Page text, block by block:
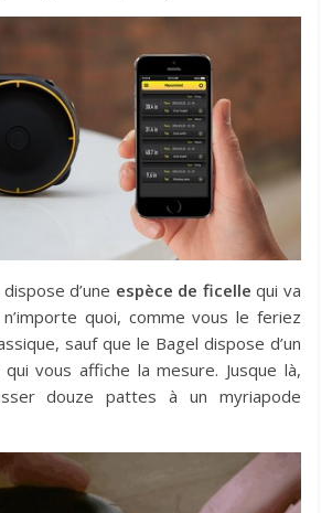
d’une espèce de ficelle qui va
quoi, comme vous le feriez
sauf que le Bagel dispose d’un
vous affiche la mesure. Jusque là,
douze pattes à un myriapode